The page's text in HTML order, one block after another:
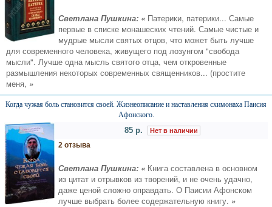
Светлана Пушкина: « Патерики, патерики... Самые
первые в списке монашеских чтений. Самые чистые и
мудрые мысли святых отцов, что может быть лучше
для современного человека, живущего под лозунгом "свобода
мысли". Лучше одна мысль святого отца, чем откровенные
размышления некоторых современных священников... (простите
меня, »
Когда чужая боль становится своей. Жизнеописание и наставления схимонаха Паисия
Афонского.
85 р. Нет в наличии
2 отзыва
Светлана Пушкина: « Книга составлена в основном
из цитат и отрывков из творений, и не очень удачно,
даже ценой сложно оправдать. О Паисии Афонском
лучше выбрать более содержательную книгу. »